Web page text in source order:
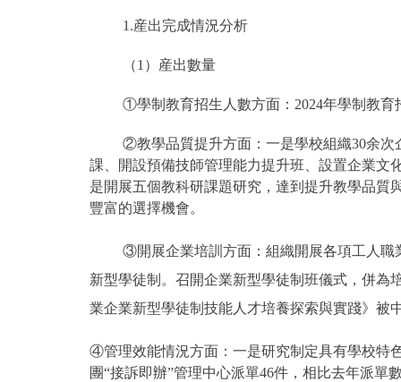
1.産出完成情況分析
（1）産出數量
①學制教育招生人數方面：2024年學制教育
②教學品質提升方面：一是學校組織30余次
課、開設預備技師管理能力提升班、設置企業文
是開展五個教科研課題研究，達到提升教學品質
豐富的選擇機會。
③開展企業培訓方面：組織開展各項工人職
新型學徒制。召開企業新型學徒制班儀式，併為
業企業新型學徒制技能人才培養探索與實踐》被
④管理效能情況方面：一是研究制定具有學校特
團“接訴即辦”管理中心派單46件，相比去年派單